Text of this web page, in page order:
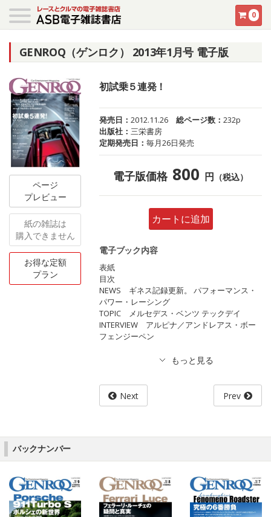
0
GENROQ（ゲンロク） 2013年1月号 電子版
ページ
プレビュー
紙の雑誌は
購入できません
お得な定額
プラン
初試乗５連発！
発売日：2012.11.26 総ページ数：232p
出版社：三栄書房
定期発売日：毎月26日発売
電子版価格 800 円 （税込）
カートに追加
電子ブック内容
表紙
目次
NEWS ギネス記録更新。 パフォーマンス・
パワー・レーシング
TOPIC メルセデス・ベンツ テックデイ
INTERVIEW アルピナ／アンドレアス・ボー
フェンジーペン
Next Prev
バックナンバー